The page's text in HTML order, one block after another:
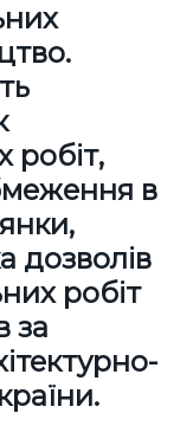
.
робіт,
в
дозволів
робіт
за